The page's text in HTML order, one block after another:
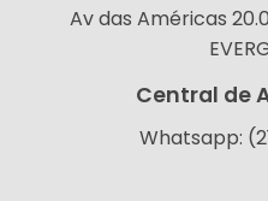
Av das Américas
Central de
Whatsapp: